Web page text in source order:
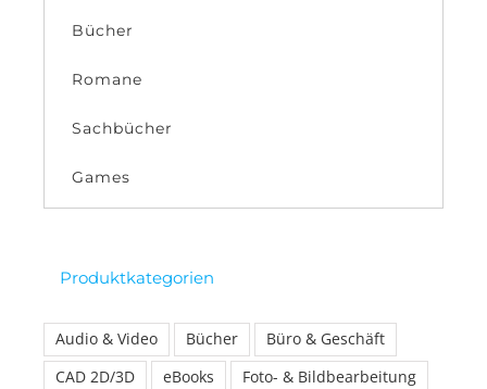
Bücher
Romane
Sachbücher
Games
Produktkategorien
Audio & Video Bücher
Büro & Geschäft
CAD 2D/3D
eBooks
Foto- & Bildbearbeitung